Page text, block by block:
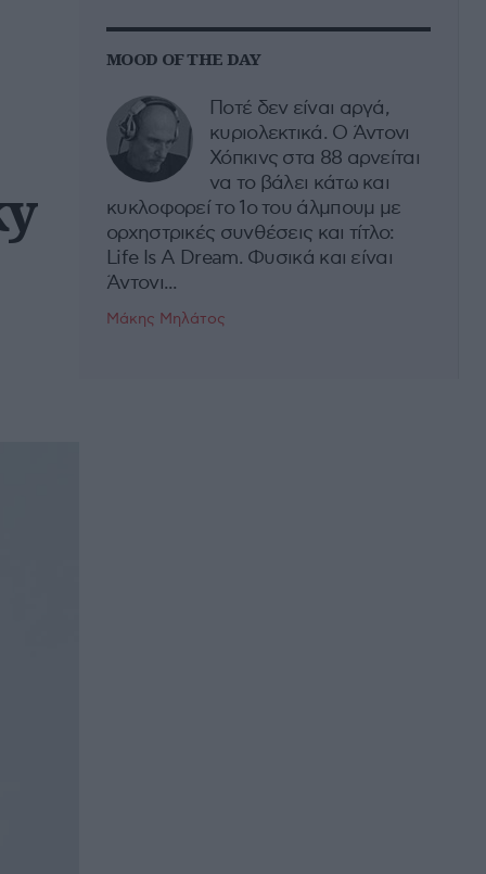
MOOD OF THE DAY
Ποτέ δεν είναι αργά,
κυριολεκτικά. Ο Άντονι
Χόπκινς στα 88 αρνείται
να το βάλει κάτω και
κυκλοφορεί το 1ο του άλμπουμ με
ορχηστρικές συνθέσεις και τίτλο:
Life Is A Dream. Φυσικά και είναι
Άντονι...
Μάκης Μηλάτος